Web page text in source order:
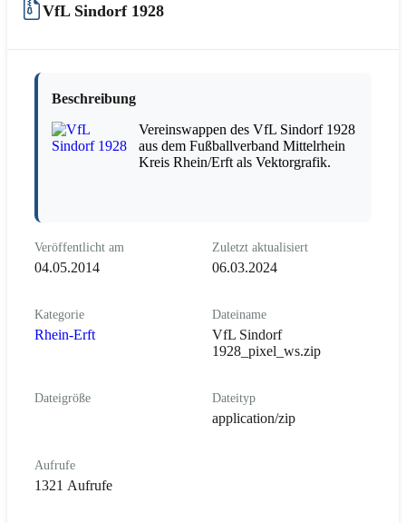
VfL Sindorf 1928
Beschreibung
Vereinswappen des VfL Sindorf 1928
aus dem Fußballverband Mittelrhein
Kreis Rhein/Erft als Vektorgrafik.
Veröffentlicht am
04.05.2014
Zuletzt aktualisiert
06.03.2024
Kategorie
Rhein-Erft
Dateiname
VfL Sindorf
1928_pixel_ws.zip
Dateigröße Dateityp
application/zip
Aufrufe
1321 Aufrufe